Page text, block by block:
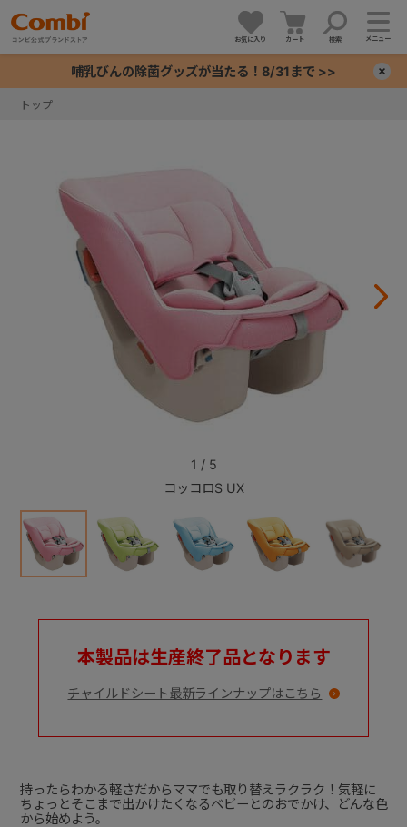
お気に入り カート 検索 メニュー
哺乳びんの除菌グッズが当たる！8/31まで >>
トップ
コッコロS UX
1 / 5
持ったらわかる軽さだからママでも取り替えラクラク！気軽に
ちょっとそこまで出かけたくなるベビーとのおでかけ、どんな色
から始めよう。
本製品は生産終了品となります
チャイルドシート最新ラインナップはこちら